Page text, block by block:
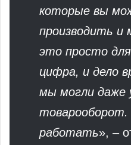
которые вы
производить
это просто
цифра, и дело
мы могли даже
работать», –